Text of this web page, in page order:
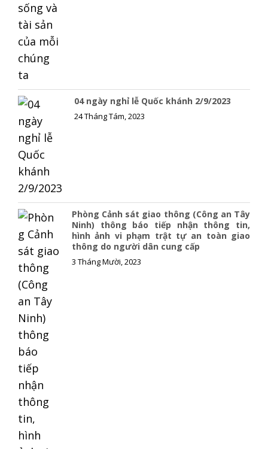
04 ngày nghỉ lễ Quốc khánh 2/9/2023
24 Tháng Tám, 2023
Phòng Cảnh sát giao thông (Công an Tây
Ninh) thông báo tiếp nhận thông tin,
hình ảnh vi phạm trật tự an toàn giao
thông do người dân cung cấp
3 Tháng Mười, 2023